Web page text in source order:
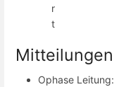
r
t
Mitteilungen
Ophase Leitung: